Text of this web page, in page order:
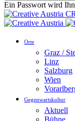
Ein Passwort wird
Orte
Graz /
Linz
Salzburg
Wien
Gegenwartskultur
Aktuell
Bühne